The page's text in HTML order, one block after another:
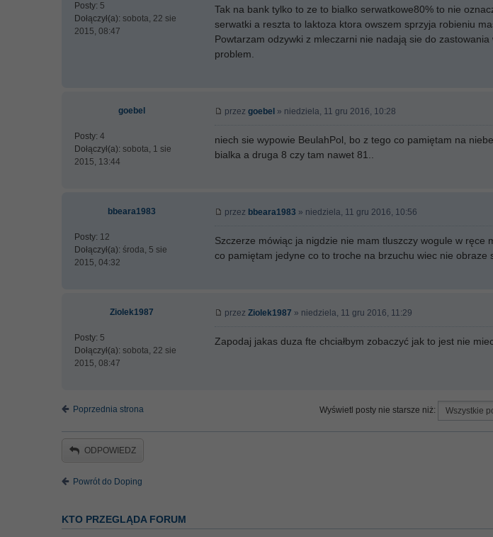
Posty: 5
Dołączył(a): sobota, 22 sie
2015, 08:47
Tak na bank tylko to ze to bialko serwatkowe80% to nie
serwatki a reszta to laktoza ktora owszem sprzyja robieniu
Powtarzam odzywki z mleczarni nie nadają sie do
problem.
goebel
Posty: 4
Dołączył(a): sobota, 1 sie
2015, 13:44
przez goebel » niedziela, 11 gru 2016, 10:28
niech sie wypowie BeulahPol, bo z tego co pamiętam na
bialka a druga 8 czy tam nawet 81..
bbeara1983
Posty: 12
Dołączył(a): środa, 5 sie
2015, 04:32
przez bbeara1983 » niedziela, 11 gru 2016, 10:56
Szczerze mówiąc ja nigdzie nie mam tluszczy wogule w ręce
co pamiętam jedyne co to troche na brzuchu wiec nie obraze
Ziolek1987
Posty: 5
Dołączył(a): sobota, 22 sie
2015, 08:47
przez Ziolek1987 » niedziela, 11 gru 2016, 11:29
Zapodaj jakas duza fte chciałbym zobaczyć jak to jest nie miec
Poprzednia strona Wyświetl posty nie starsze niż:
ODPOWIEDZ
Powrót do Doping
KTO PRZEGLĄDA FORUM